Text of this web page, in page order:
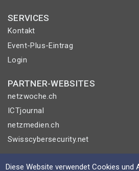
SERVICES
Kontakt
Event-Plus-Eintrag
Login
PARTNER-WEBSITES
netzwoche.ch
ICTjournal
netzmedien.ch
Swisscybersecurity.net
© NETZMEDIEN AG 2026
Diese Website verwendet Cookies und